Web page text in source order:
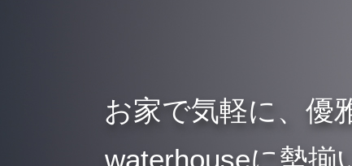
お家で気軽に、優
waterhouseに勢揃